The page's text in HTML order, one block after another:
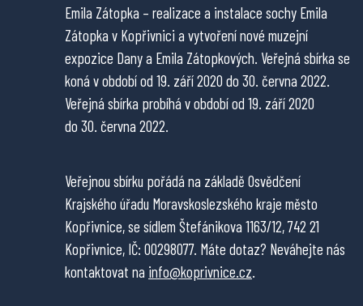
Emila Zátopka – realizace a instalace sochy Emila
Zátopka v Kopřivnici a vytvoření nové muzejní
expozice Dany a Emila Zátopkových. Veřejná sbírka se
koná v období od 19. září 2020 do 30. června 2022.
Veřejná sbírka probíhá v období od 19. září 2020
do 30. června 2022.
Veřejnou sbírku pořádá na základě Osvědčení
Krajského úřadu Moravskoslezského kraje město
Kopřivnice, se sídlem Štefánikova 1163/12, 742 21
Kopřivnice, IČ: 00298077. Máte dotaz? Neváhejte nás
kontaktovat na info@koprivnice.cz.